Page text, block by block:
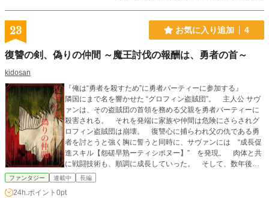
23 お気に入り追加 4
復讐の剣、偽りの仲間 ～魔王討伐の報酬は、勇者の首～
kidosan
『俺は“勇者を殺すため”に勇者パーティーに参加する』
隣国にまで名を響かせた “グロフィン盗賊団”。 主人公 サヴ
ァンは、その盗賊団の首領を務める父親を勇者パーティーに
殺害される。 それを発端に家族や仲間は危険にさらされグ
ロフィン盗賊団は崩壊。 復讐心に捕らわれ父の仇である勇
者を討とうと強く胸に誓うと同時に、サヴァンには “成長促
進スキル【怨磋早熟ーティシポヌー】” を発現。 肉体と共
に戦闘技術も、順調に成長していった。 そして、数年後。
異色の経緯を経てサヴァンは勇者パーティに参加すること
心境を知らない勇者一行の物語が始まる………。
ファンタジー 連載中 長編
24h.ポイント 0pt